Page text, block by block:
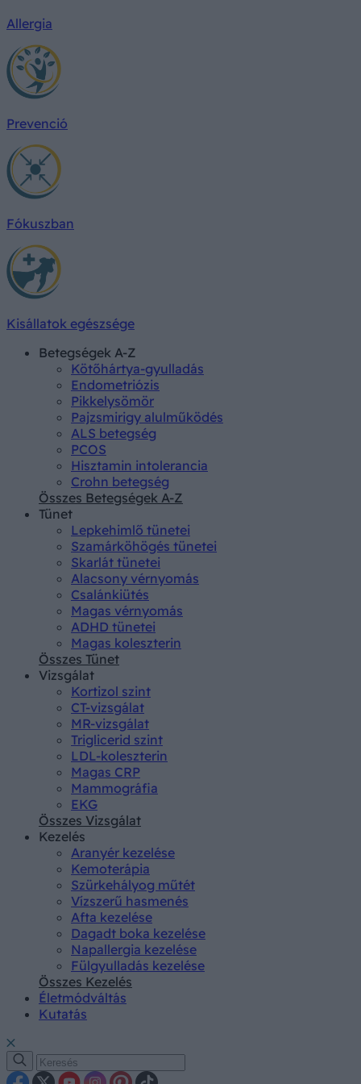
Allergia
Prevenció
Fókuszban
Kisállatok egészsége
Betegségek A-Z
Kötőhártya-gyulladás
Endometriózis
Pikkelysömör
Pajzsmirigy alulműködés
ALS betegség
PCOS
Hisztamin intolerancia
Crohn betegség
Összes Betegségek A-Z
Tünet
Lepkehimlő tünetei
Szamárköhögés tünetei
Skarlát tünetei
Alacsony vérnyomás
Csalánkiütés
Magas vérnyomás
ADHD tünetei
Magas koleszterin
Összes Tünet
Vizsgálat
Kortizol szint
CT-vizsgálat
MR-vizsgálat
Triglicerid szint
LDL-koleszterin
Magas CRP
Mammográfia
EKG
Összes Vizsgálat
Kezelés
Aranyér kezelése
Kemoterápia
Szürkehályog műtét
Vízszerű hasmenés
Afta kezelése
Dagadt boka kezelése
Napallergia kezelése
Fülgyulladás kezelése
Összes Kezelés
Életmódváltás
Kutatás